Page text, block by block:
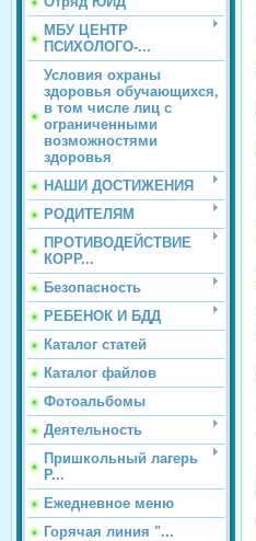
МБУ ЦЕНТР
ПСИХОЛОГО-...
Условия охраны
здоровья обучающихся,
в том числе лиц с
ограниченными
возможностями
здоровья
НАШИ ДОСТИЖЕНИЯ
РОДИТЕЛЯМ
ПРОТИВОДЕЙСТВИЕ
КОРР...
Безопасность
РЕБЕНОК И БДД
Каталог статей
Каталог файлов
Фотоальбомы
Деятельность
Пришкольный лагерь
Р...
Ежедневное меню
Горячая линия "...